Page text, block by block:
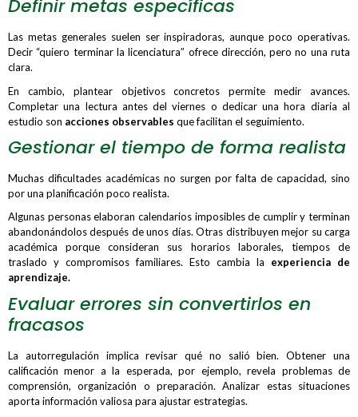
Definir metas específicas
Las metas generales suelen ser inspiradoras, aunque poco operativas.
Decir “quiero terminar la licenciatura” ofrece dirección, pero no una ruta
clara.
En cambio, plantear objetivos concretos permite medir avances.
Completar una lectura antes del viernes o dedicar una hora diaria al
estudio son acciones observables que facilitan el seguimiento.
Gestionar el tiempo de forma realista
Muchas dificultades académicas no surgen por falta de capacidad, sino
por una planificación poco realista.
Algunas personas elaboran calendarios imposibles de cumplir y terminan
abandonándolos después de unos días. Otras distribuyen mejor su carga
académica porque consideran sus horarios laborales, tiempos de
traslado y compromisos familiares. Esto cambia la experiencia de
aprendizaje.
Evaluar errores sin convertirlos en
fracasos
La autorregulación implica revisar qué no salió bien. Obtener una
calificación menor a la esperada, por ejemplo, revela problemas de
comprensión, organización o preparación. Analizar estas situaciones
aporta información valiosa para ajustar estrategias.